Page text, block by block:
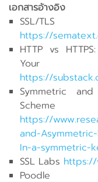
เอกสารอ้างอิง
SSL/
https://
HTTP vs
Your
https://
Symmetric
Scheme
https://
and-
In-a-symmetric-
SSL Labs https://